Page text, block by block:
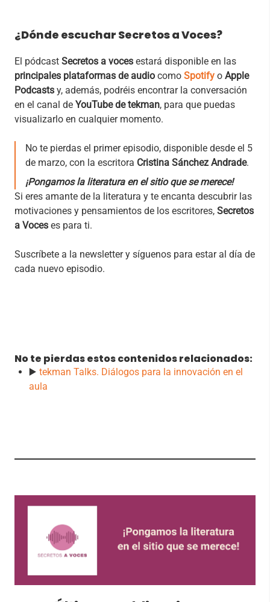
¿Dónde escuchar Secretos a Voces?
El pódcast Secretos a voces estará disponible en las
principales plataformas de audio como Spotify o Apple
Podcasts y, además, podréis encontrar la conversación
en el canal de YouTube de tekman, para que puedas
visualizarlo en cualquier momento.
No te pierdas el primer episodio, disponible desde el 5
de marzo, con la escritora Cristina Sánchez Andrade.
¡Pongamos la literatura en el sitio que se merece!
Si eres amante de la literatura y te encanta descubrir las
motivaciones y pensamientos de los escritores, Secretos
a Voces es para ti.
Suscríbete a la newsletter y síguenos para estar al día de
cada nuevo episodio.
No te pierdas estos contenidos relacionados:
▶️ tekman Talks. Diálogos para la innovación en el
aula